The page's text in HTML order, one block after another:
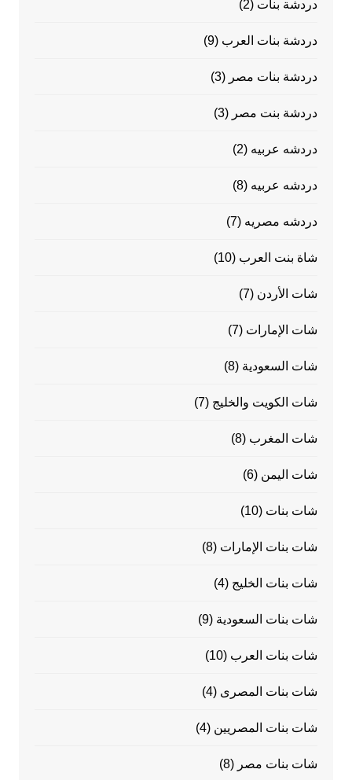
دردشة بنات (2)
دردشة بنات العرب (9)
دردشة بنات مصر (3)
دردشة بنت مصر (3)
دردشه عربيه (2)
دردشه عربيه (8)
دردشه مصريه (7)
شاة بنت العرب (10)
شات الأردن (7)
شات الإمارات (7)
شات السعودية (8)
شات الكويت والخليج (7)
شات المغرب (8)
شات اليمن (6)
شات بنات (10)
شات بنات الإمارات (8)
شات بنات الخليج (4)
شات بنات السعودية (9)
شات بنات العرب (10)
شات بنات المصرى (4)
شات بنات المصريين (4)
شات بنات مصر (8)